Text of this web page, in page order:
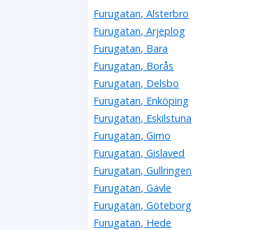
Furugatan, Alsterbro
Furugatan, Arjeplog
Furugatan, Bara
Furugatan, Borås
Furugatan, Delsbo
Furugatan, Enköping
Furugatan, Eskilstuna
Furugatan, Gimo
Furugatan, Gislaved
Furugatan, Gullringen
Furugatan, Gävle
Furugatan, Göteborg
Furugatan, Hede